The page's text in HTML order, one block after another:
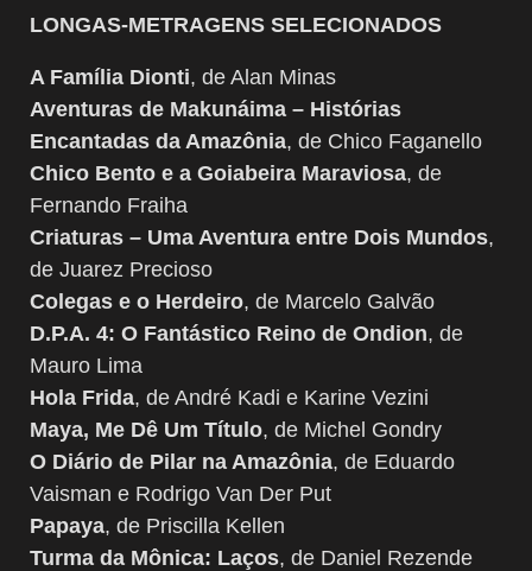
LONGAS-METRAGENS SELECIONADOS
A Família Dionti, de Alan Minas
Aventuras de Makunáima – Histórias
Encantadas da Amazônia, de Chico Faganello
Chico Bento e a Goiabeira Maraviosa, de
Fernando Fraiha
Criaturas – Uma Aventura entre Dois Mundos,
de Juarez Precioso
Colegas e o Herdeiro, de Marcelo Galvão
D.P.A. 4: O Fantástico Reino de Ondion, de
Mauro Lima
Hola Frida, de André Kadi e Karine Vezini
Maya, Me Dê Um Título, de Michel Gondry
O Diário de Pilar na Amazônia, de Eduardo
Vaisman e Rodrigo Van Der Put
Papaya, de Priscilla Kellen
Turma da Mônica: Laços, de Daniel Rezende